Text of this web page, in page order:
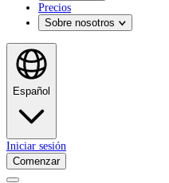
Precios
Sobre nosotros
Español
Iniciar sesión
Comenzar